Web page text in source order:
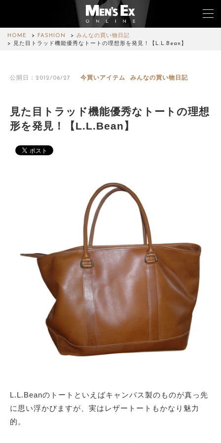
HOME FASHION
みんなの買い物日記
見た目トラッド機能優秀なトートの理想形を発見！【L.L.Bean】
公開日：2012/06/27 今買いアイテム みんなの買い物日記
見た目トラッド機能優秀なトートの理想
形を発見！【L.L.Bean】
L.L.Beanのトートといえばキャンバス製のものが真っ先
に思い浮かびますが、実はレザートートもかなり魅力
的。
WATCH
CAR&BIKE
LIFESTYLE
サイトマップ